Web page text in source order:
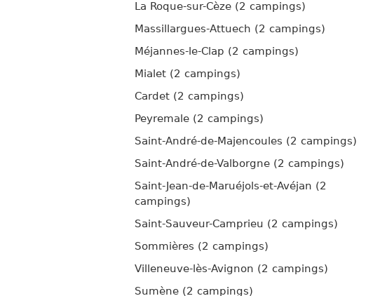
La Roque-sur-Cèze (2 campings)
Massillargues-Attuech (2 campings)
Méjannes-le-Clap (2 campings)
Mialet (2 campings)
Cardet (2 campings)
Peyremale (2 campings)
Saint-André-de-Majencoules (2 campings)
Saint-André-de-Valborgne (2 campings)
Saint-Jean-de-Maruéjols-et-Avéjan (2
campings)
Saint-Sauveur-Camprieu (2 campings)
Sommières (2 campings)
Villeneuve-lès-Avignon (2 campings)
Sumène (2 campings)